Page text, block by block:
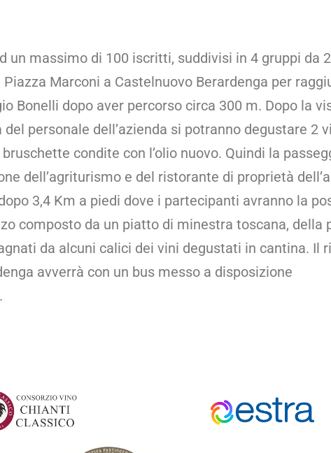
un massimo di 100 iscritti, suddivisi in 4 gruppi da
Marconi a Castelnuovo Berardenga per
Bonelli dopo aver percorso circa 300 m. Dopo la
personale dell’azienda si potranno degustare 2
condite con l’olio nuovo. Quindi la
dell’agriturismo e del ristorante di proprietà
3,4 Km a piedi dove i partecipanti avranno la
composto da un piatto di minestra toscana, della
da alcuni calici dei vini degustati in cantina. Il
avverrà con un bus messo a disposizione